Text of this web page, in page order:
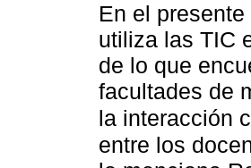
En el
utiliza las TIC
de lo que
facultades de
la interacción
entre los